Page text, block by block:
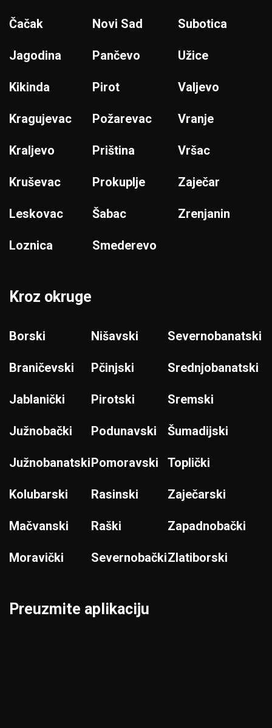
Čačak
Jagodina
Kikinda
Kragujevac
Kraljevo
Kruševac
Leskovac
Loznica
Novi Sad
Pančevo
Pirot
Požarevac
Priština
Prokuplje
Šabac
Smederevo
Subotica
Užice
Valjevo
Vranje
Vršac
Zaječar
Zrenjanin
Kroz okruge
Borski
Braničevski
Jablanički
Južnobački
Južnobanatski
Kolubarski
Mačvanski
Moravički
Nišavski
Pčinjski
Pirotski
Podunavski
Pomoravski
Rasinski
Raški
Severnobački
Severnobanatski
Srednjobanatski
Sremski
Šumadijski
Toplički
Zaječarski
Zapadnobački
Zlatiborski
Preuzmite aplikaciju